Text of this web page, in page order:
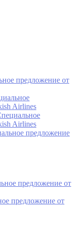
предложение от
Airlines
Airlines
предложение
предложение от
предложение от